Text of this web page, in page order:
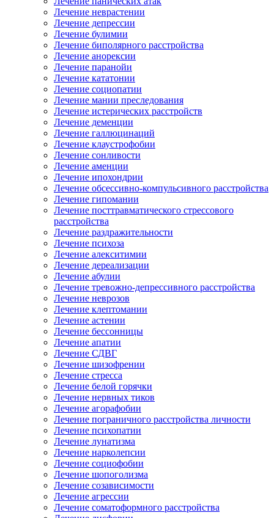
Лечение неврастении
Лечение депрессии
Лечение булимии
Лечение биполярного расстройства
Лечение анорексии
Лечение паранойи
Лечение кататонии
Лечение социопатии
Лечение мании преследования
Лечение истерических расстройств
Лечение деменции
Лечение галлюцинаций
Лечение клаустрофобии
Лечение сонливости
Лечение аменции
Лечение ипохондрии
Лечение обсессивно-компульсивного расстройства
Лечение гипомании
Лечение посттравматического стрессового
расстройства
Лечение раздражительности
Лечение психоза
Лечение алекситимии
Лечение дереализации
Лечение абулии
Лечение тревожно-депрессивного расстройства
Лечение неврозов
Лечение клептомании
Лечение астении
Лечение бессонницы
Лечение апатии
Лечение СДВГ
Лечение шизофрении
Лечение стресса
Лечение белой горячки
Лечение нервных тиков
Лечение агорафобии
Лечение пограничного расстройства личности
Лечение психопатии
Лечение лунатизма
Лечение нарколепсии
Лечение социофобии
Лечение шопоголизма
Лечение созависимости
Лечение агрессии
Лечение соматоформного расстройства